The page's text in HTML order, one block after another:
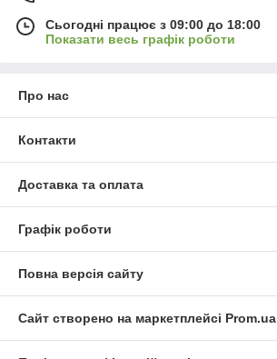
Сьогодні працює з 09:00 до 18:00
Показати весь графік роботи
Про нас
Контакти
Доставка та оплата
Графік роботи
Повна версія сайту
Сайт створено на маркетплейсі Prom.ua